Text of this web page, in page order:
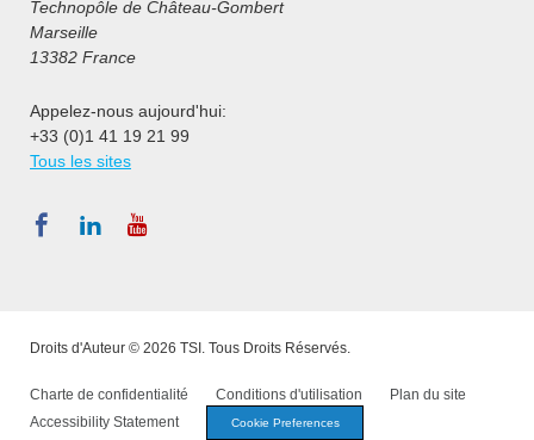
Technopôle de Château-Gombert
Marseille
13382 France
Appelez-nous aujourd'hui:
+33 (0)1 41 19 21 99
Tous les sites
Droits d'Auteur © 2026 TSI. Tous Droits Réservés.
Charte de confidentialité Conditions d'utilisation
Plan du site
Accessibility Statement
Cookie Preferences